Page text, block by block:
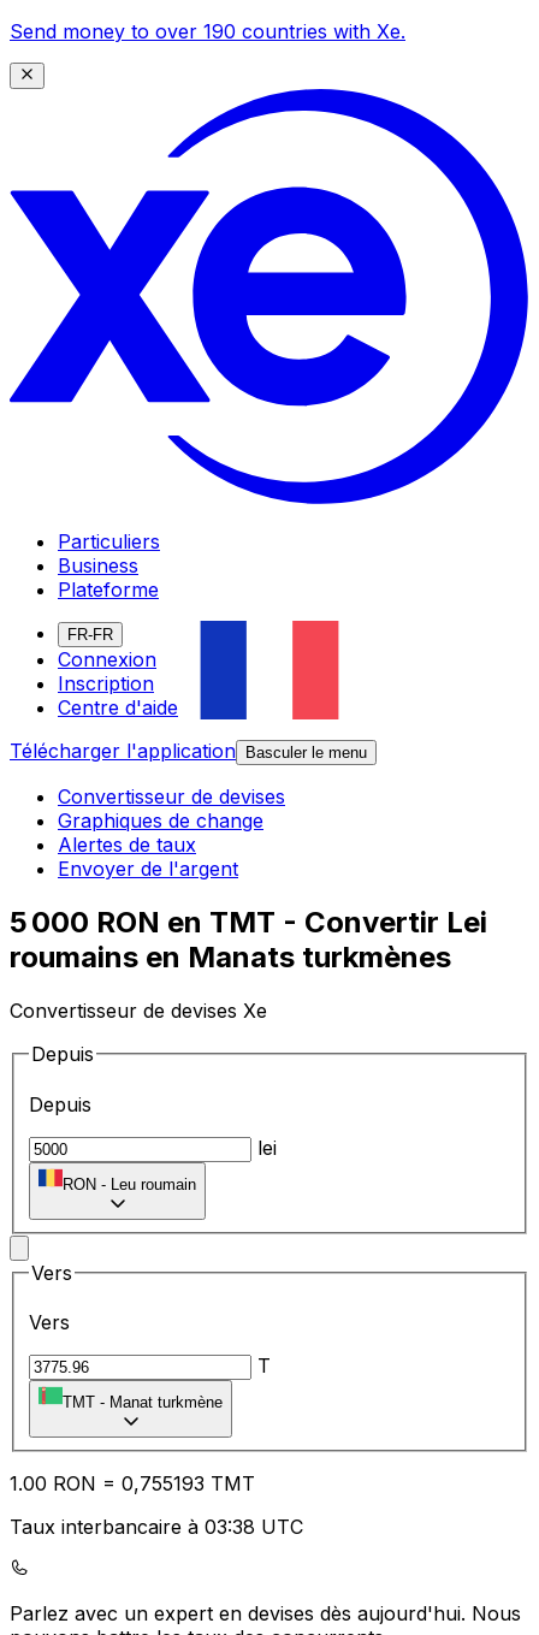
Send money to over 190 countries with Xe.
Particuliers
Business
Plateforme
FR-FR
Connexion
Inscription
Centre d'aide
Télécharger l'application
Basculer le menu
Convertisseur de devises
Graphiques de change
Alertes de taux
Envoyer de l'argent
5 000 RON en TMT - Convertir Lei
roumains en Manats turkmènes
Convertisseur de devises Xe
Depuis
Depuis
lei
RON - Leu roumain
Vers
Vers
T
TMT - Manat turkmène
1.00 RON = 0,755193 TMT
Taux interbancaire à 03:38 UTC
Parlez avec un expert en devises dès aujourd'hui. Nous